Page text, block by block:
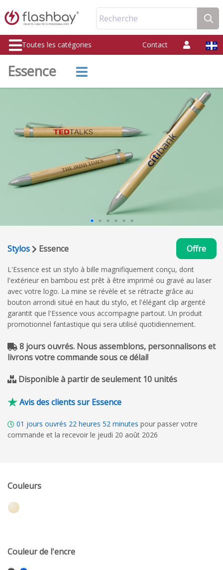
Recherche
Toutes les catégories Contact
Essence
Stylos Essence Offre
L'Essence est un stylo à bille magnifiquement conçu, dont
l'extérieur en bambou est prêt à être imprimé ou gravé au laser
avec votre logo. La mine se révèle et se rétracte grâce au
bouton arrondi situé en haut du stylo, et l'élégant clip argenté
garantit que l'Essence vous accompagne partout. Un produit
promotionnel fantastique qui sera utilisé quotidiennement.
8 jours ouvrés. Nous assemblons, personnalisons et
livrons votre commande sous ce délai!
Disponible à partir de seulement 10 unités
Avis des clients sur Essence
01 jours ouvrés 22 heures 52 minutes pour passer votre
commande et la recevoir le jeudi 20 août 2026
Couleurs
Couleur de l'encre